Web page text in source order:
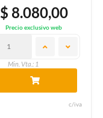
$ 8.080,00
Precio exclusivo web
Min. Vta.: 1
c/iva